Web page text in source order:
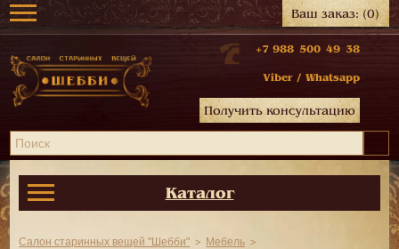
Ваш заказ:(0)
+7 988 500 49 38
Viber / Whatsapp
Получить консультацию
Каталог
Салон старинных вещей "Шебби"
Мебель